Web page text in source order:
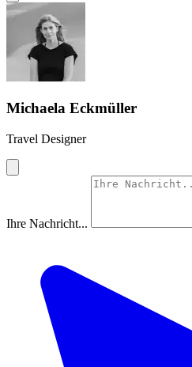
Michaela Eckmüller
Travel Designer
Ihre Nachricht...